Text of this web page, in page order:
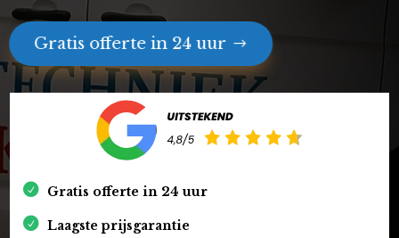
Gratis offerte in 24 uur
Gratis offerte in 24 uur
Laagste prijsgarantie